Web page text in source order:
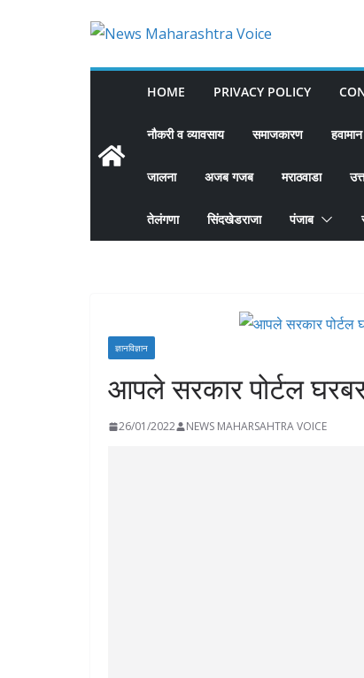
HOME PRIVACY POLICY
नौकरी व व्यावसाय समाजकारण हवामान
जालना अजब गजब मराठवाडा
तेलंगणा सिंदखेडराजा पंजाब
ज्ञानविज्ञान
आपले सरकार पोर्टल
26/01/2022 NEWS MAHARSAHTRA VOICE